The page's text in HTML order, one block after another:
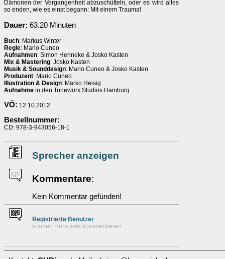
Dämonen der Vergangenheit abzuschütteln, oder es wird alles
so enden, wie es einst begann: Mit einem Trauma!
Dauer: 63.20 Minuten
Buch: Markus Winter
Regie: Mario Cuneo
Aufnahmen: Simon Henneke & Josko Kasten
Mix & Mastering: Josko Kasten
Musik & Sounddesign: Mario Cuneo & Josko Kasten
Produzent: Mario Cuneo
Illustration & Design: Marko Heisig
Aufnahme in den Toneworx Studios Hamburg
VÖ: 12.10.2012
Bestellnummer:
CD: 978-3-943056-18-1
Sprecher anzeigen
Kommentare:
Kein Kommentar gefunden!
Registrierte Benutzer
können Hörspiele kommentieren